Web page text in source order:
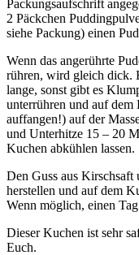
Packungsaufschrift
2 Päckchen
siehe Packung) einen
Wenn das angerührte
rühren, wird gleich dick.
lange, sonst gibt es
unterrühren und auf dem
auffangen!) auf der
und Unterhitze 15 – 20
Kuchen abkühlen lassen.
Den Guss aus Kirschsaft
herstellen und auf dem
Wenn möglich, einen
Dieser Kuchen ist sehr
Euch.